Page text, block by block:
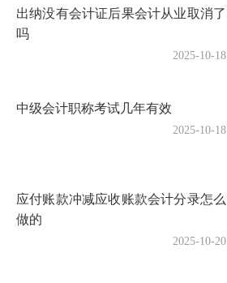
出纳没有会计证后果会计从业取消了
吗
2025-10-18
中级会计职称考试几年有效
2025-10-18
应付账款冲减应收账款会计分录怎么
做的
2025-10-20